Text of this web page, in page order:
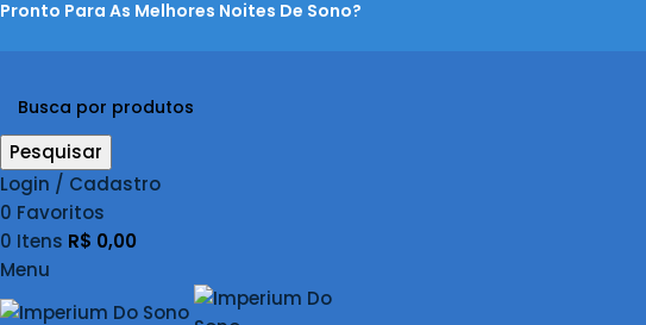
Pronto Para As Melhores Noites De Sono?
Pesquisar
Login / Cadastro
0 Favoritos
0 Itens R$ 0,00
Menu